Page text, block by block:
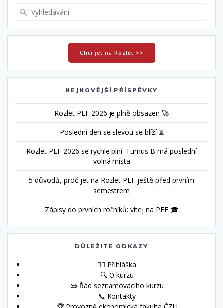
Chci jet na Rozlet >>
NEJNOVĚJŠÍ PŘÍSPĚVKY
Rozlet PEF 2026 je plně obsazen 🚀
Poslední den se slevou se blíží ⏳
Rozlet PEF 2026 se rychle plní. Turnus B má poslední
volná místa
5 důvodů, proč jet na Rozlet PEF ještě před prvním
semestrem
Zápisy do prvních ročníků: vítej na PEF 🎓
DŮLEŽITÉ ODKAZY
🙋‍♀️ Přihláška
🔍 O kurzu
📜 Řád seznamovacího kurzu
📞 Kontakty